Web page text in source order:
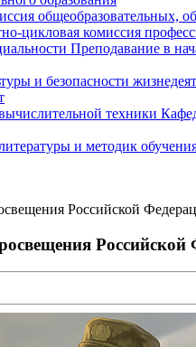
общеобразовательных,
цикловая комиссия
Преподавание в
и безопасности
техники
и методик
Российской